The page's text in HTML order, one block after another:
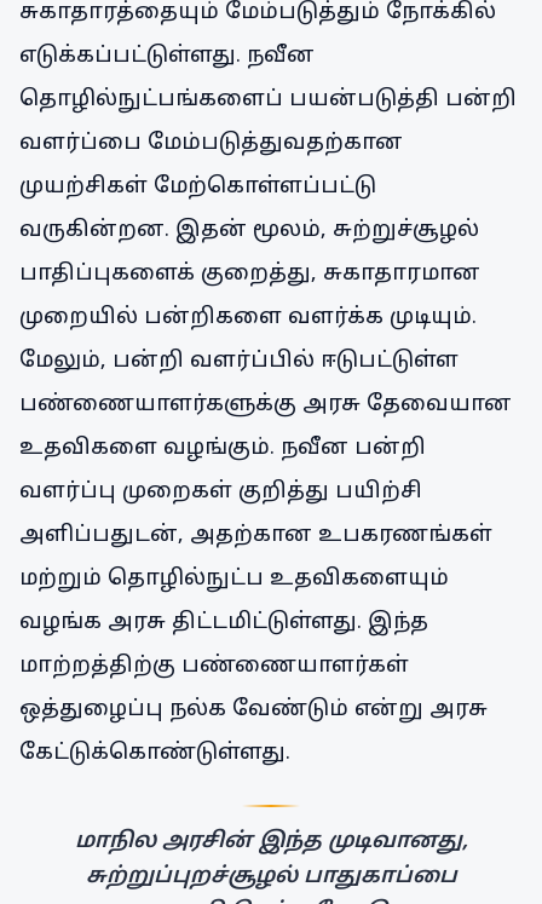
சுகாதாரத்தையும் மேம்படுத்தும் நோக்கில்
எடுக்கப்பட்டுள்ளது. நவீன
தொழில்நுட்பங்களைப் பயன்படுத்தி பன்றி
வளர்ப்பை மேம்படுத்துவதற்கான
முயற்சிகள் மேற்கொள்ளப்பட்டு
வருகின்றன. இதன் மூலம், சுற்றுச்சூழல்
பாதிப்புகளைக் குறைத்து, சுகாதாரமான
முறையில் பன்றிகளை வளர்க்க முடியும்.
மேலும், பன்றி வளர்ப்பில் ஈடுபட்டுள்ள
பண்ணையாளர்களுக்கு அரசு தேவையான
உதவிகளை வழங்கும். நவீன பன்றி
வளர்ப்பு முறைகள் குறித்து பயிற்சி
அளிப்பதுடன், அதற்கான உபகரணங்கள்
மற்றும் தொழில்நுட்ப உதவிகளையும்
வழங்க அரசு திட்டமிட்டுள்ளது. இந்த
மாற்றத்திற்கு பண்ணையாளர்கள்
ஒத்துழைப்பு நல்க வேண்டும் என்று அரசு
கேட்டுக்கொண்டுள்ளது.
மாநில அரசின் இந்த முடிவானது,
சுற்றுப்புறச்சூழல் பாதுகாப்பை